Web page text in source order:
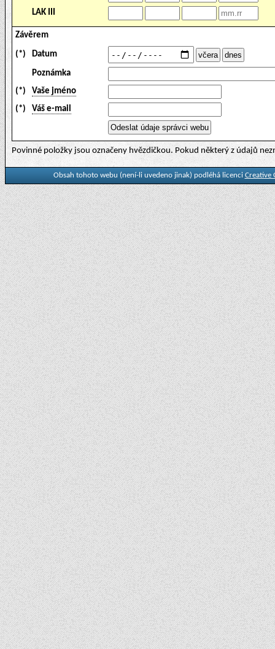
LAK III
Závěrem
(*) Datum
Poznámka
(*)
Vaše jméno
(*)
Váš e-mail
Povinné položky jsou označeny hvězdičkou. Pokud některý z údajů
Obsah tohoto webu (není-li uvedeno jinak) podléhá licenci Creative